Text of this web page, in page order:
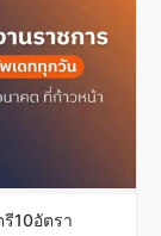
10อัตรา